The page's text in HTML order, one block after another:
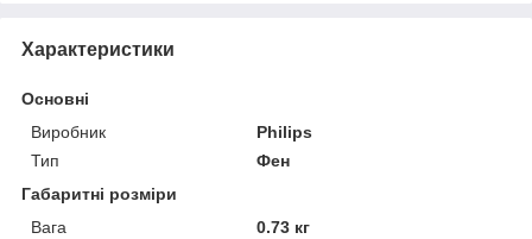
Характеристики
Основні
Виробник
Philips
Тип
Фен
Габаритні розміри
Вага
0.73 кг